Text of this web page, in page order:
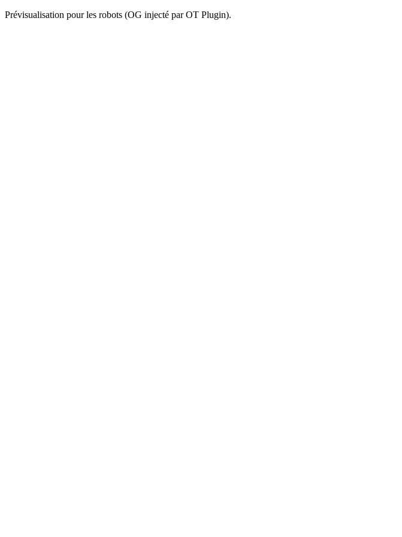
Prévisualisation pour les robots (OG injecté par OT Plugin).